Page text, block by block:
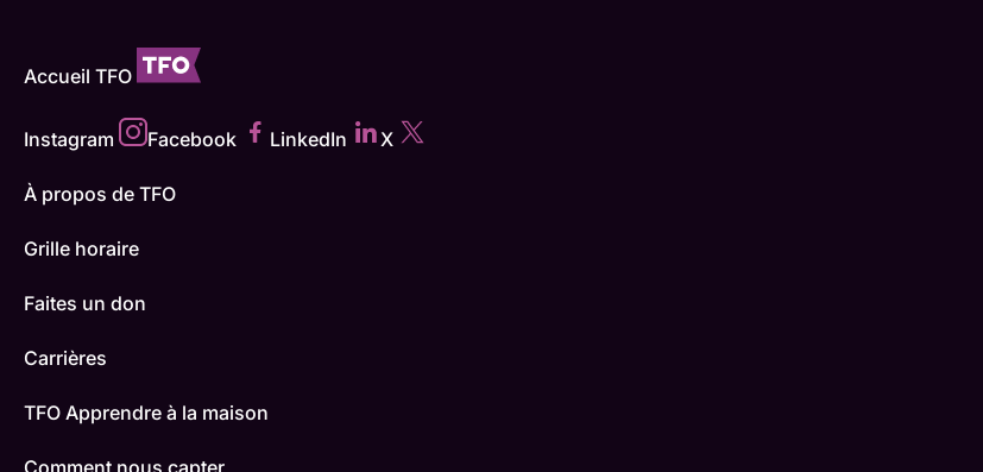
Accueil TFO
Instagram Facebook LinkedIn X
À propos de TFO
Grille horaire
Faites un don
Carrières
TFO Apprendre à la maison